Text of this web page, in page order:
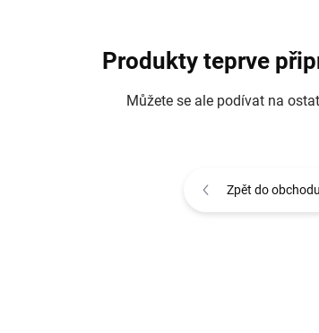
Produkty teprve
Můžete se ale podívat na
Zpět do obchodu